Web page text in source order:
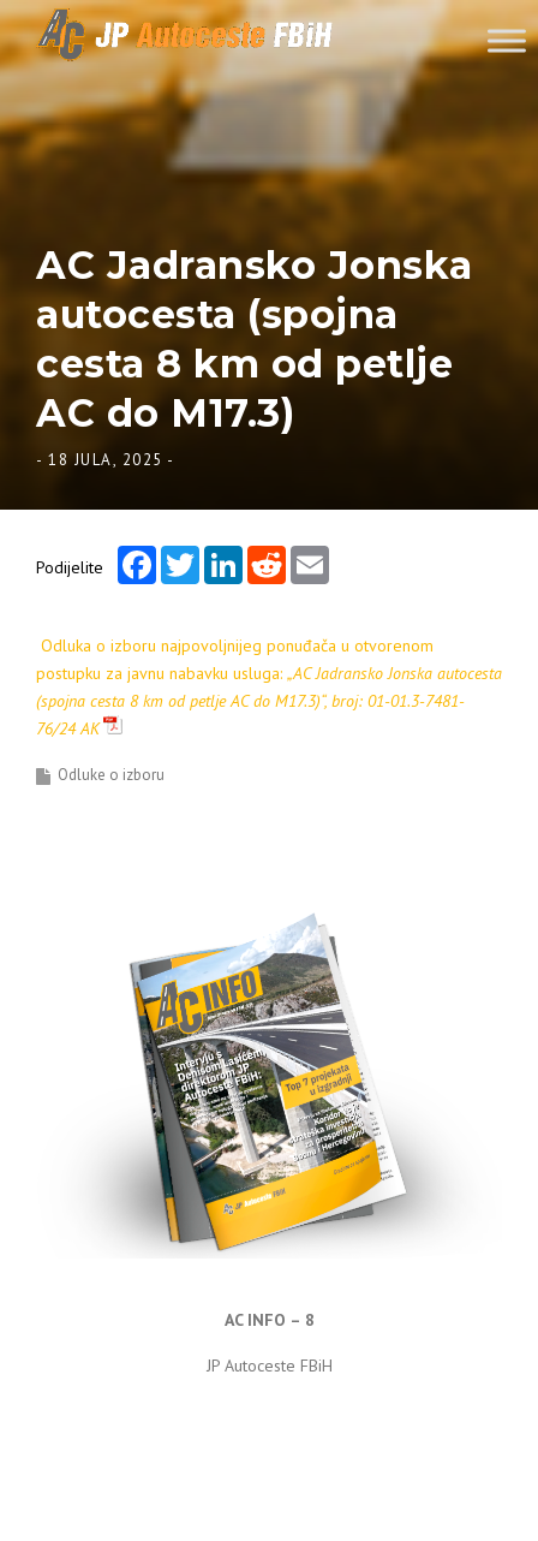
Skip to content
AC Jadransko Jonska
autocesta (spojna
cesta 8 km od petlje
AC do M17.3)
- 18 JULA, 2025 -
Podijelite
FacebookTwitterLinkedInReddit
Odluka o izboru najpovoljnijeg ponuđača u otvorenom
postupku za javnu nabavku usluga: „AC Jadransko Jonska autocesta
(spojna cesta 8 km od petlje AC do M17.3)“, broj: 01-01.3-7481-
76/24 AK
Odluke o izboru
AC INFO – 8
JP Autoceste FBiH